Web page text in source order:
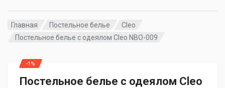
Главная Постельное белье
Cleo
Постельное белье с одеялом Cleo NBO-009
Постельное белье с одеялом Cleo
-1%